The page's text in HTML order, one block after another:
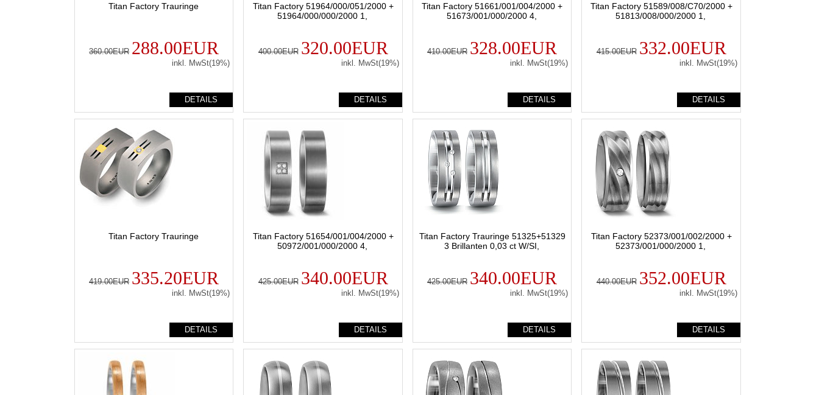
Titan Factory Trauringe
360.00EUR 288.00EUR
inkl. MwSt(19%)
DETAILS
Titan Factory 51964/000/051/2000 +
51964/000/000/2000 1,
400.00EUR 320.00EUR
inkl. MwSt(19%)
DETAILS
Titan Factory 51661/001/004/2000 +
51673/001/000/2000 4,
410.00EUR 328.00EUR
inkl. MwSt(19%)
DETAILS
Titan Factory 51589/008/C70/2000 +
51813/008/000/2000 1,
415.00EUR 332.00EUR
inkl. MwSt(19%)
DETAILS
Titan Factory Trauringe
419.00EUR 335.20EUR
inkl. MwSt(19%)
DETAILS
Titan Factory 51654/001/004/2000 +
50972/001/000/2000 4,
425.00EUR 340.00EUR
inkl. MwSt(19%)
DETAILS
Titan Factory Trauringe 51325+51329
3 Brillanten 0,03 ct W/SI,
425.00EUR 340.00EUR
inkl. MwSt(19%)
DETAILS
Titan Factory 52373/001/002/2000 +
52373/001/000/2000 1,
440.00EUR 352.00EUR
inkl. MwSt(19%)
DETAILS